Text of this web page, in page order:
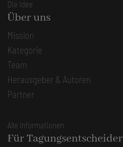
Die Idee
Über uns
Mission
Kategorie
Team
Herausgeber & Autoren
Partner
Alle Informationen
Für Tagungsentscheider